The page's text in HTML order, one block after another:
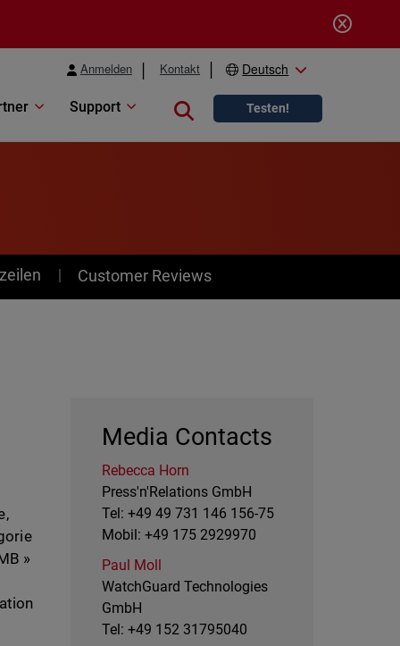
Anmelden Kontakt Deutsch
Support Close search
Testen!
Customer Reviews
»
Media Contacts
Rebecca Horn
Press'n'Relations GmbH
Tel: +49 49 731 146 156-75
Mobil: +49 175 2929970
Paul Moll
WatchGuard Technologies
GmbH
Tel: +49 152 31795040